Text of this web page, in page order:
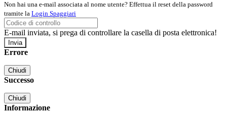
Non hai una e-mail associata al nome utente? Effettua il reset della password
tramite la Login Spaggiari
E-mail inviata, si prega di controllare la casella di posta elettronica!
Errore
Chiudi
Successo
Chiudi
Informazione